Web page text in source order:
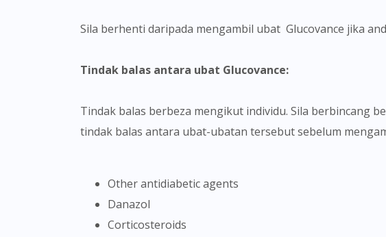
Sila berhenti daripada mengambil ubat Glucovance jika
Tindak balas antara ubat Glucovance:
Tindak balas berbeza mengikut individu. Sila berbincang bersama doktor anda tentang sebarang kemungkinan yang boleh terjadi disebabkan oleh
tindak balas antara ubat-ubatan tersebut sebelum
Other antidiabetic agents
Danazol
Corticosteroids